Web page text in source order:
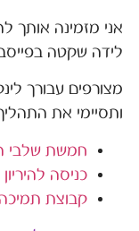
אני מזמינה אותך
לידה שקטה
מצורפים עבורך
ותסיימי את
חמשת שלבי
כניסה
קבוצת